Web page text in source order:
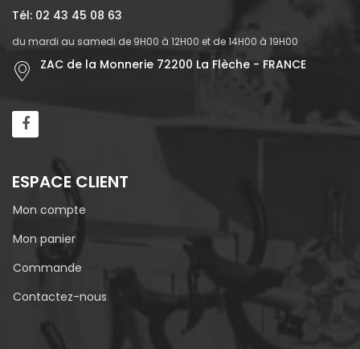
Tél: 02 43 45 08 63
du mardi au samedi de 9H00 à 12H00 et de 14H00 à 19H00
ZAC de la Monnerie 72200 La Flèche - FRANCE
ESPACE CLIENT
Mon compte
Mon panier
Commande
Contactez-nous